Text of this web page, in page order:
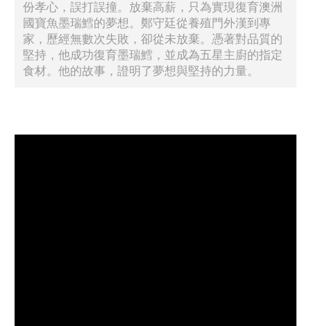
份孝心，誤打誤撞。放棄高薪，只為實現復育澳洲
國寶魚墨瑞鱈的夢想。鄭守廷從養殖門外漢到專
家，歷經無數次失敗，卻從未放棄。憑著對品質的
堅持，他成功復育墨瑞鱈，並成為五星主廚的指定
食材。他的故事，證明了夢想與堅持的力量。